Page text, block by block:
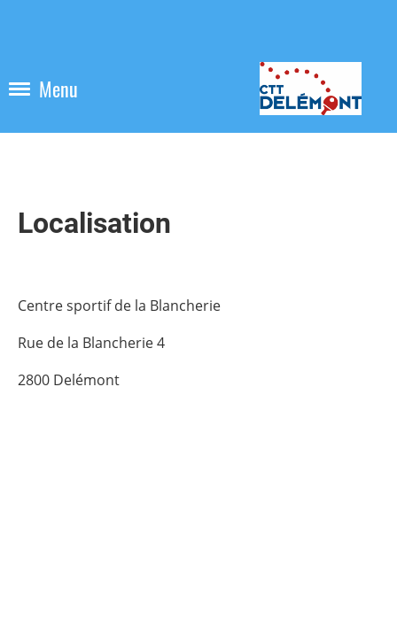
Menu
Localisation
Centre sportif de la Blancherie
Rue de la Blancherie 4
2800 Delémont